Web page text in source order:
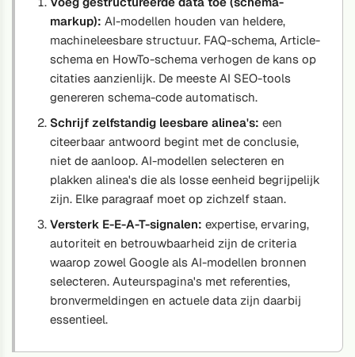
markup): AI-modellen houden van heldere,
machineleesbare structuur. FAQ-schema, Article-
schema en HowTo-schema verhogen de kans op
citaties aanzienlijk. De meeste AI SEO-tools
genereren schema-code automatisch.
Schrijf zelfstandig leesbare alinea's: een
citeerbaar antwoord begint met de conclusie,
niet de aanloop. AI-modellen selecteren en
plakken alinea's die als losse eenheid begrijpelijk
zijn. Elke paragraaf moet op zichzelf staan.
Versterk E-E-A-T-signalen: expertise, ervaring,
autoriteit en betrouwbaarheid zijn de criteria
waarop zowel Google als AI-modellen bronnen
selecteren. Auteurspagina's met referenties,
bronvermeldingen en actuele data zijn daarbij
essentieel.